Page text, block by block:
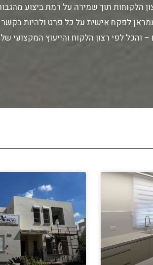
הלקוחות תוך שמירה על רמת ביצוע
לפקח אישית על כל פרט ולהיות
והכל לפי רצון הלקוח והייעוץ המקצועי